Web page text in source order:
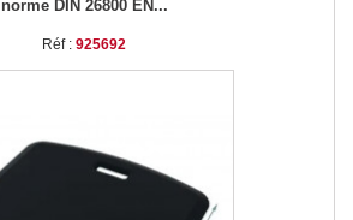
norme DIN 26800 EN...
Réf : 925692